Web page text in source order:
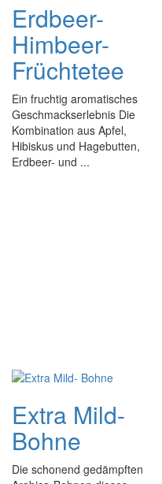
Erdbeer-
Himbeer-
Früchtetee
Ein fruchtig aromatisches
Geschmackserlebnis Die
Kombination aus Apfel,
Hibiskus und Hagebutten,
Erdbeer- und ...
Extra Mild-
Bohne
Die schonend gedämpften